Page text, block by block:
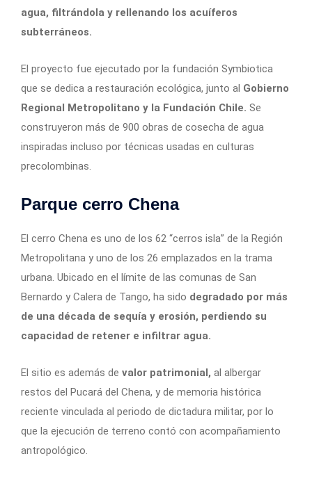
agua, filtrándola y rellenando los acuíferos
subterráneos.
El proyecto fue ejecutado por la fundación Symbiotica
que se dedica a restauración ecológica, junto al Gobierno
Regional Metropolitano y la Fundación Chile. Se
construyeron más de 900 obras de cosecha de agua
inspiradas incluso por técnicas usadas en culturas
precolombinas.
Parque cerro Chena
El cerro Chena es uno de los 62 “cerros isla” de la Región
Metropolitana y uno de los 26 emplazados en la trama
urbana. Ubicado en el límite de las comunas de San
Bernardo y Calera de Tango, ha sido degradado por más
de una década de sequía y erosión, perdiendo su
capacidad de retener e infiltrar agua.
El sitio es además de valor patrimonial, al albergar
restos del Pucará del Chena, y de memoria histórica
reciente vinculada al periodo de dictadura militar, por lo
que la ejecución de terreno contó con acompañamiento
antropológico.